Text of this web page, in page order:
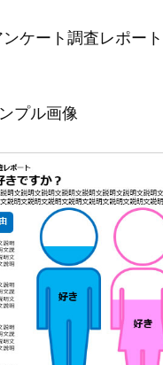
ケート調査レポー
プル画像